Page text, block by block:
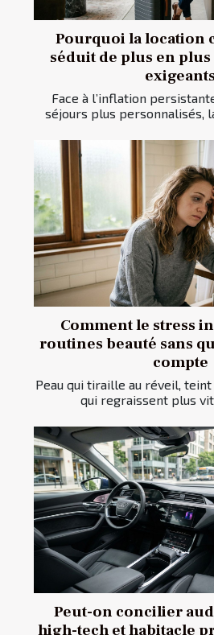
Pourquoi la location
séduit de plus en plus
exigeants
Face à l’inflation
séjours plus personnalisés,
Comment le stress
routines beauté sans
compte
Peau qui tiraille au réveil,
qui regraissent plus
Peut-on concilier
high-tech et habitacle